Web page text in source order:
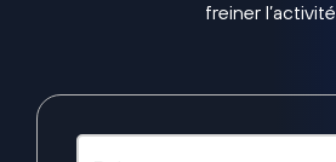
freiner l’activité.